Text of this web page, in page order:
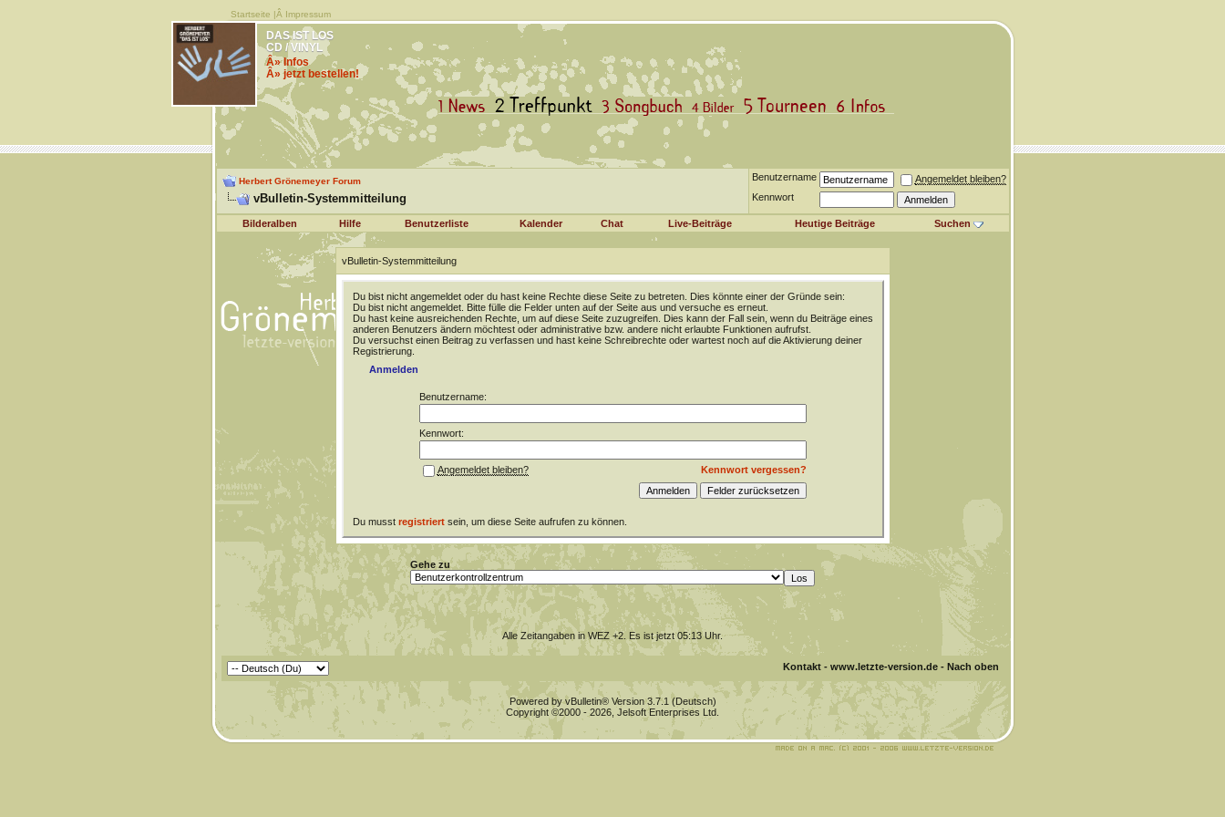
Startseite |Â Impressum
DAS IST LOS
CD / VINYL
Â» Infos
Â» jetzt bestellen!
Herbert Grönemeyer Forum
vBulletin-Systemmitteilung
Benutzername
Angemeldet bleiben?
Kennwort
Bilderalben Hilfe Benutzerliste Kalender Chat Live-Beiträge Heutige Beiträge Suchen
vBulletin-Systemmitteilung
Du bist nicht angemeldet oder du hast keine Rechte diese Seite zu betreten. Dies könnte einer der Gründe sein:
Du bist nicht angemeldet. Bitte fülle die Felder unten auf der Seite aus und versuche es erneut.
Du hast keine ausreichenden Rechte, um auf diese Seite zuzugreifen. Dies kann der Fall sein, wenn du Beiträge eines
anderen Benutzers ändern möchtest oder administrative bzw. andere nicht erlaubte Funktionen aufrufst.
Du versuchst einen Beitrag zu verfassen und hast keine Schreibrechte oder wartest noch auf die Aktivierung deiner
Registrierung.
Anmelden
Benutzername:
Kennwort:
Kennwort vergessen?
Angemeldet bleiben?
Du musst registriertsein, um diese Seite aufrufen zu können.
Gehe zu
Alle Zeitangaben in WEZ +2. Es ist jetzt05:13Uhr.
Kontakt- www.letzte-version.de- Nach oben
Powered by vBulletin® Version 3.7.1 (Deutsch)
Copyright ©2000 - 2026, Jelsoft Enterprises Ltd.